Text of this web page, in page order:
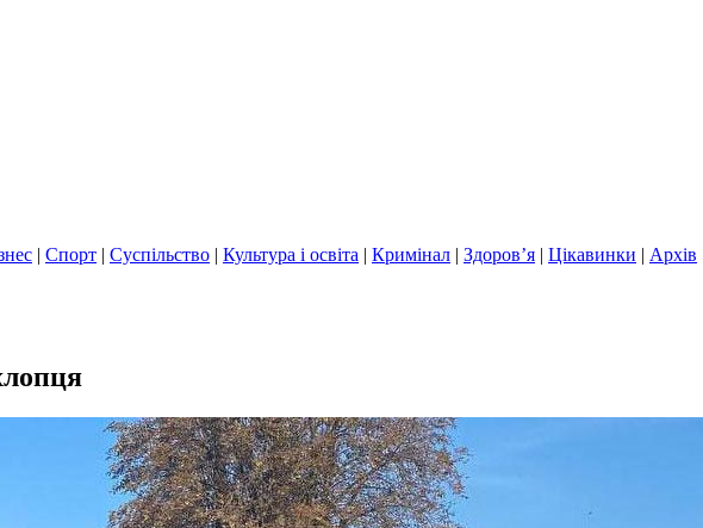
| Спорт | Суспільство | Культура і освіта | Кримінал | Здоров’я | Цікавинки | Архів